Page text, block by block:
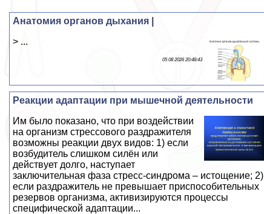
Анатомия органов дыхания |
> ...
05 08 2026 20:48:43
Реакции адаптации при мышечной деятельности
Им было показано, что при воздействии
на организм стрессового раздражителя
возможны реакции двух видов: 1) если
возбудитель слишком силён или
действует долго, наступает
заключительная фаза стресс-синдрома – истощение; 2)
если раздражитель не превышает приспособительных
резервов организма, активизируются процессы
специфической адаптации...